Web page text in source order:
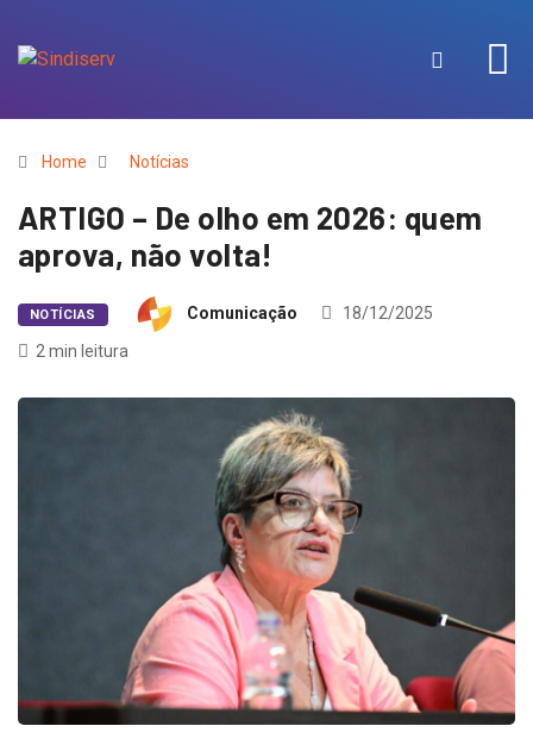
Home Notícias
ARTIGO – De olho em 2026: quem
aprova, não volta!
NOTÍCIAS Comunicação
18/12/2025
2 min leitura